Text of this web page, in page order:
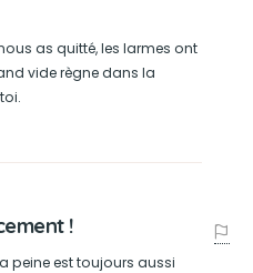
as quitté, les larmes ont
vide règne dans la
!
peine est toujours aussi